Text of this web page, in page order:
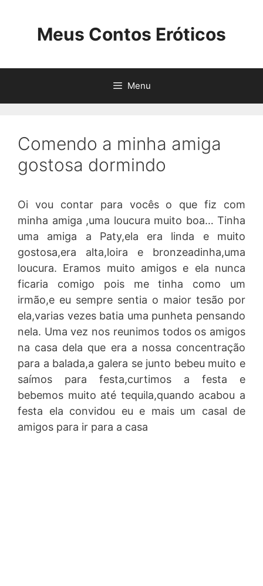
Meus Contos Eróticos
Menu
Comendo a minha amiga
gostosa dormindo
Oi vou contar para vocês o que fiz com
minha amiga ,uma loucura muito boa… Tinha
uma amiga a Paty,ela era linda e muito
gostosa,era alta,loira e bronzeadinha,uma
loucura. Eramos muito amigos e ela nunca
ficaria comigo pois me tinha como um
irmão,e eu sempre sentia o maior tesão por
ela,varias vezes batia uma punheta pensando
nela. Uma vez nos reunimos todos os amigos
na casa dela que era a nossa concentração
para a balada,a galera se junto bebeu muito e
saímos para festa,curtimos a festa e
bebemos muito até tequila,quando acabou a
festa ela convidou eu e mais um casal de
amigos para ir para a casa